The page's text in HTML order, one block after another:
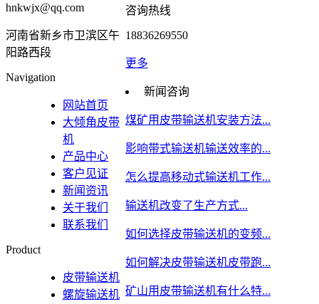
咨询热线
18836269550
更多
新闻咨询
煤矿用皮带输送机安装方法...
影响带式输送机输送效率的...
怎么提高移动式输送机工作...
输送机改变了生产方式...
如何选择皮带输送机的变频...
如何解决皮带输送机皮带跑...
矿山用皮带输送机有什么特...
hnkwjx@qq.com
河南省新乡市卫滨区午
阳路西段
Navigation
网站首页
大倾角皮带
机
产品中心
客户见证
新闻资讯
关于我们
联系我们
Product
皮带输送机
螺旋输送机